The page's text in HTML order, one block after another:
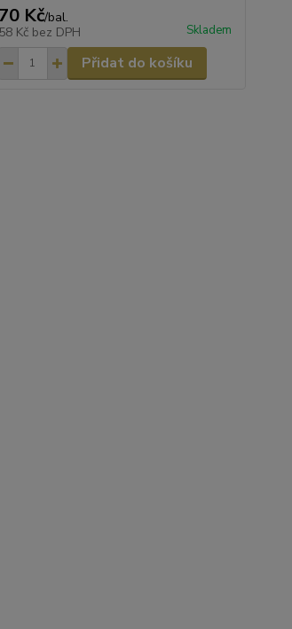
70 Kč/bal.
58 Kč bez DPH Skladem
Přidat do košíku